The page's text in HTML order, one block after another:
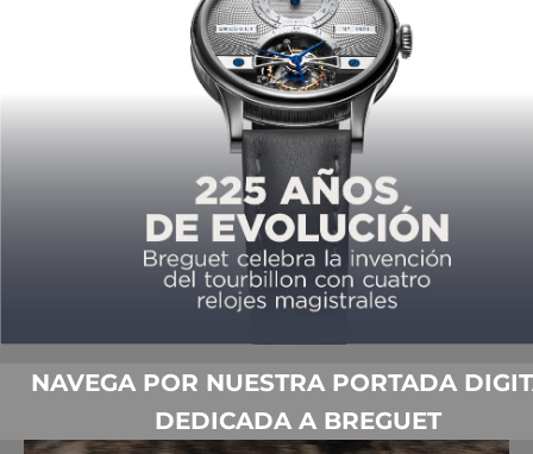
RALLY MAYA MÉXICO Y FRANCK
MULLER, JUNTOS EN EL CAMINO
MÓNICA ISABEL PÉREZ 05/30/2022
NAVEGA POR NUESTRA PORTADA
DEDICADA A BREGUET